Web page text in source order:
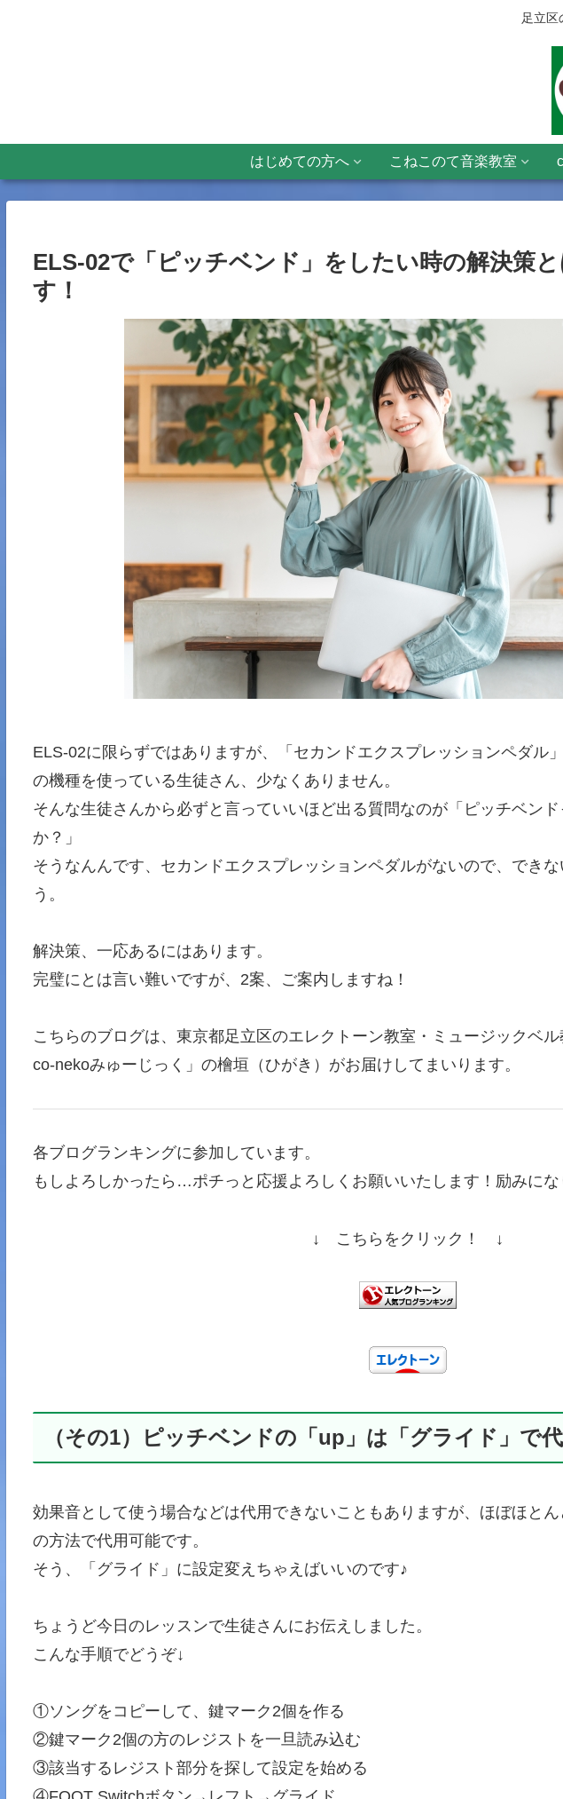
足立区
はじめての方へ こねこのて音楽教室
ELS-02で「ピッチベンド」をしたい時の解決策
す！
ELS-02に限らずではありますが、「セカンドエクスプレッションペダル
の機種を使っている生徒さん、少なくありません。
そんな生徒さんから必ずと言っていいほど出る質問なのが「ピッチベン
か？」
そうなんんです、セカンドエクスプレッションペダルがないので、でき
う。
解決策、一応あるにはあります。
完璧にとは言い難いですが、2案、ご案内しますね！
こちらのブログは、東京都足立区のエレクトーン教室・ミュージックベ
co-nekoみゅーじっく」の檜垣（ひがき）がお届けしてまいります。
各ブログランキングに参加しています。
もしよろしかったら…ポチっと応援よろしくお願いいたします！励みにな
↓ こちらをクリック！ ↓
（その1）ピッチベンドの「up」は「グライド」で代
効果音として使う場合などは代用できないこともありますが、ほぼほと
の方法で代用可能です。
そう、「グライド」に設定変えちゃえばいいのです♪
ちょうど今日のレッスンで生徒さんにお伝えしました。
こんな手順でどうぞ↓
①ソングをコピーして、鍵マーク2個を作る
②鍵マーク2個の方のレジストを一旦読み込む
③該当するレジスト部分を探して設定を始める